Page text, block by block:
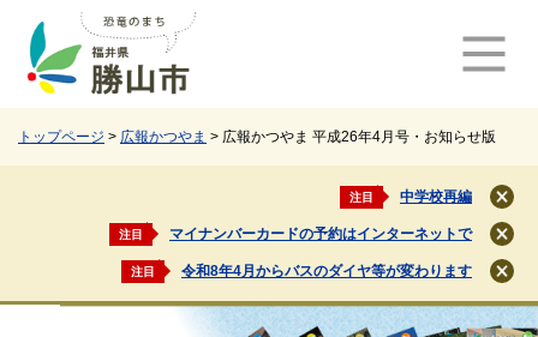
トップページ > 広報かつやま > 広報かつやま 平成26年4月号・お知らせ版
注目 中学校再編
閉
じ
る
注目 マイナンバーカードの予約はインターネットで
閉
じ
る
注目 令和8年4月からバスのダイヤ等が変わります
閉
じ
る